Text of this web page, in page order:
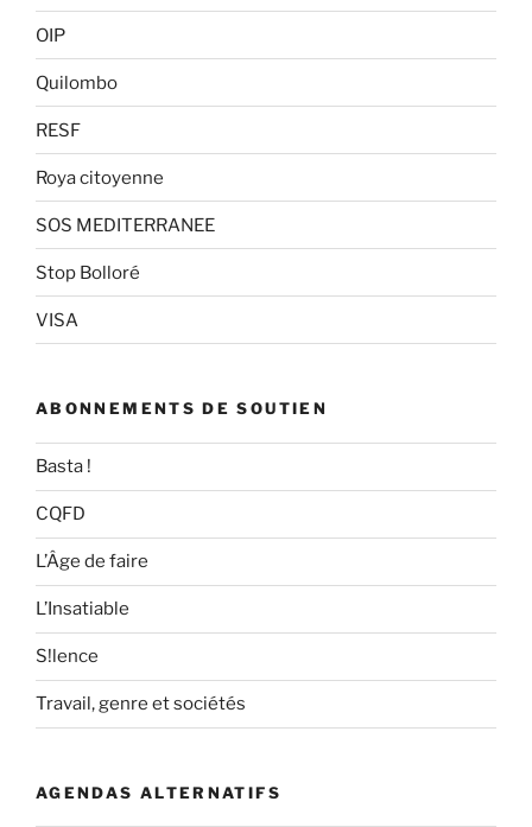
OIP
Quilombo
RESF
Roya citoyenne
SOS MEDITERRANEE
Stop Bolloré
VISA
ABONNEMENTS DE SOUTIEN
Basta !
CQFD
L’Âge de faire
L’Insatiable
S!lence
Travail, genre et sociétés
AGENDAS ALTERNATIFS